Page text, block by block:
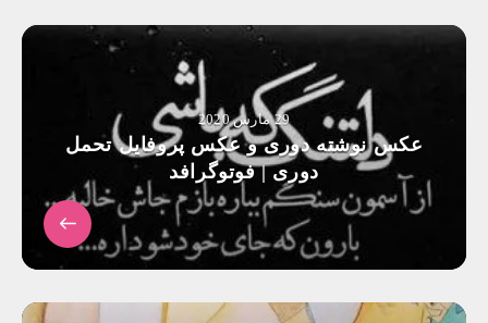
29 مارس 2020
عکس نوشته دوری و عکس پروفایل تحمل
دوری | فوتوگرافد